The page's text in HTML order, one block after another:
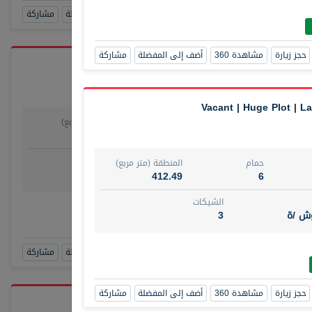
أضف إلى المفضلة مشاركة
المنطقة (متر مربع)
الشيكات
4
أتصل الأن
أضف إلى المفضلة مشاركة
حجز زيارة مشاهدة 360 أضف إلى المفضلة مشاركة
Vacant | Huge Plot |
حمام
6
المنطقة (متر مربع)
412.49
/ة
الشيكات
3
حجز زيارة مشاهدة 360 أضف إلى المفضلة مشاركة